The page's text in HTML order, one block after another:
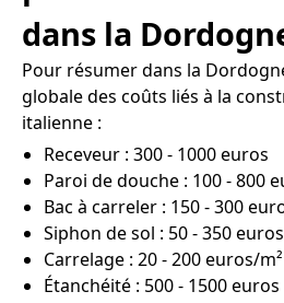
dans la
Pour résumer dans la
globale des coûts liés à la
italienne :
Receveur : 300 - 1000 euros
Paroi de douche : 100 - 800
Bac à carreler : 150 - 300
Siphon de sol : 50 - 350 euros
Carrelage : 20 - 200 euros/m²
Étanchéité : 500 - 1500 euros